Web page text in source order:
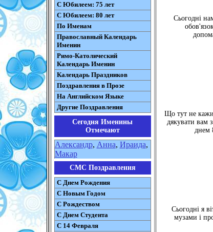
С Юбилеем: 75 лет
С Юбилеем: 80 лет
По Именам
Православный Календарь
Именин
Римо-Католический
Календарь Именин
Календарь Праздников
Поздравления в Прозе
На Английском Языке
Другие Поздравления
Сегодня Именины
Отмечают
Александр, Анна, Ираида,
Макар
СМС Поздравления
С Днем Рождения
С Новым Годом
С Рождеством
C Днем Студента
С 14 Февраля
Сьогодні
Що тут не
дякувати вам
днем
Сьогодні я
музами і